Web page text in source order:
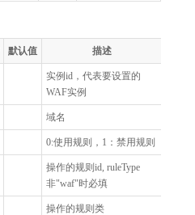
默认值 描述
实例id，代表要设置的
WAF实例
域名
0:使用规则，1：禁用规则
操作的规则id, ruleType
非"waf"时必填
操作的规则类